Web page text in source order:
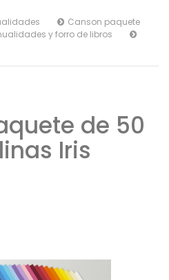
y forro de libros
Canson paquete
de 50
Iris